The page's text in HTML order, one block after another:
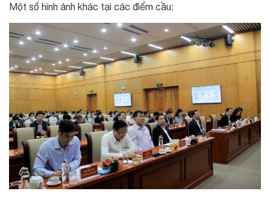
Một số hình ảnh khác tại các điểm cầu: